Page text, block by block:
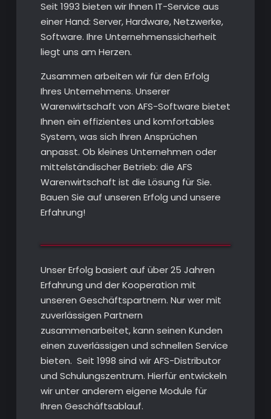
Seit 1993 bieten wir Ihnen IT-Service aus
einer Hand: Server, Hardware, Netzwerke,
Software. Ihre Unternehmenssicherheit
liegt uns am Herzen.
Zusammen arbeiten wir für den Erfolg
Ihres Unternehmens. Unserer
Warenwirtschaft von AFS-Software bietet
Ihnen ein effizientes und komfortables
System, was sich Ihren Ansprüchen
anpasst. Ob kleines Unternehmen oder
mittelständischer Betrieb: die AFS
Warenwirtschaft ist die Lösung für Sie.
Bauen Sie auf unseren Erfolg und unsere
Erfahrung!
Unser Erfolg basiert auf über 25 Jahren
Erfahrung und der Kooperation mit
unseren Geschäftspartnern. Nur wer mit
zuverlässigen Partnern
zusammenarbeitet, kann seinen Kunden
einen zuverlässigen und schnellen Service
bieten. Seit 1998 sind wir AFS-Distributor
und Schulungszentrum. Hierfür entwickeln
wir unter anderem eigene Module für
Ihren Geschäftsablauf.